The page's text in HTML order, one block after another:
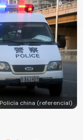
china (referencial)